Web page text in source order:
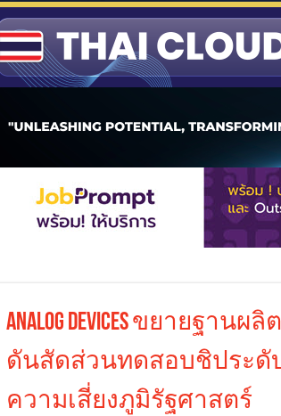
Analog Devices ขยายฐาน
ดันสัดส่วนทดสอบชิประดับ
ความเสี่ยงภูมิรัฐศาสตร์